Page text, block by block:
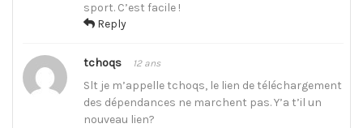
sport. C’est facile !
Reply
tchoqs 12 ans
Slt je m’appelle tchoqs, le lien de téléchargement
des dépendances ne marchent pas. Y’a t’il un
nouveau lien?